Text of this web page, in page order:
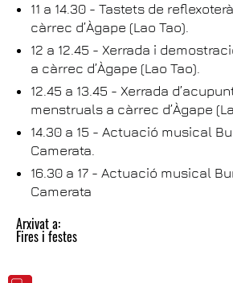
11 a 14.30 - Tastets de
càrrec d’Àgape (Lao Tao).
12 a 12.45 - Xerrada i
a càrrec d’Àgape (Lao Tao).
12.45 a 13.45 - Xerrada
menstruals a càrrec d’Àgape
14.30 a 15 - Actuació musical
Camerata.
16.30 a 17 - Actuació musical
Camerata
Arxivat a:
Fires i festes